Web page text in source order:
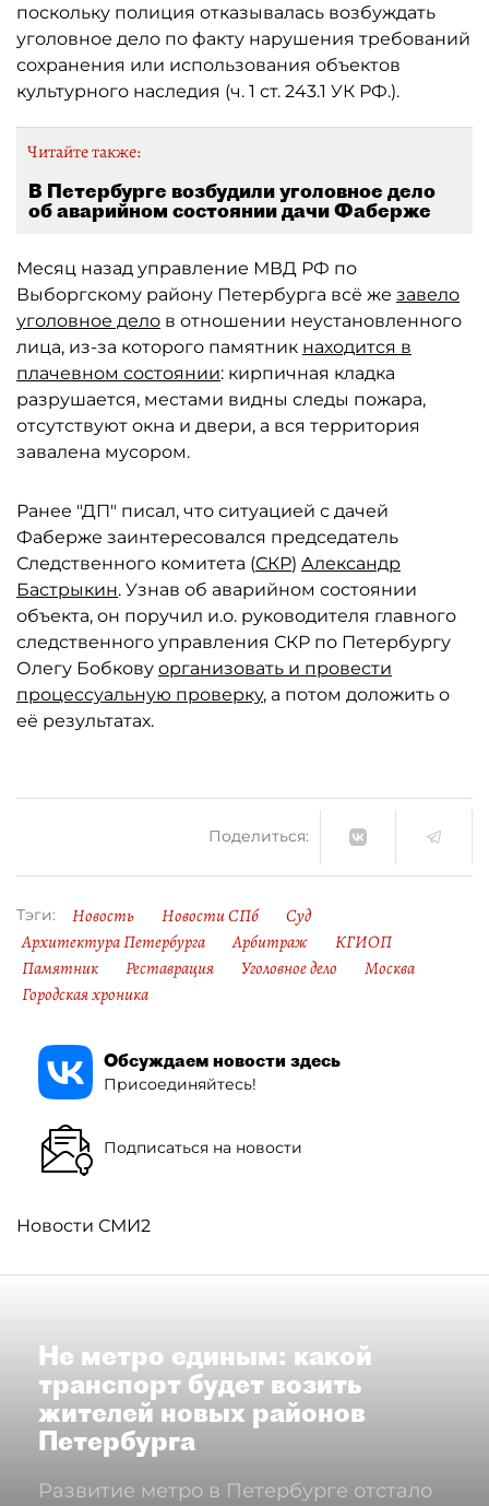
поскольку полиция отказывалась возбуждать
уголовное дело по факту нарушения требований
сохранения или использования объектов
культурного наследия (ч. 1 ст. 243.1 УК РФ.).
Читайте также:
В Петербурге возбудили уголовное дело
об аварийном состоянии дачи Фаберже
Месяц назад управление МВД РФ по
Выборгскому району Петербурга всё же завело
уголовное дело в отношении неустановленного
лица, из-за которого памятник находится в
плачевном состоянии: кирпичная кладка
разрушается, местами видны следы пожара,
отсутствуют окна и двери, а вся территория
завалена мусором.
Ранее "ДП" писал, что ситуацией с дачей
Фаберже заинтересовался председатель
Следственного комитета (СКР) Александр
Бастрыкин. Узнав об аварийном состоянии
объекта, он поручил и.о. руководителя главного
следственного управления СКР по Петербургу
Олегу Бобкову организовать и провести
процессуальную проверку, а потом доложить о
её результатах.
Поделиться:
Тэги: Новость Новости СПб
Суд
Архитектура Петербурга
Арбитраж
КГИОП
Памятник
Реставрация Уголовное дело
Москва
Городская хроника
Обсуждаем новости здесь
Присоединяйтесь!
Подписаться на новости
Новости СМИ2
Не метро единым: какой
транспорт будет возить
жителей новых районов
Петербурга
Развитие метро в Петербурге отстало